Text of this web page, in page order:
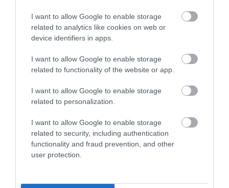
I want to allow Google to enable storage
related to analytics like cookies on web or
device identifiers in apps.
I want to allow Google to enable storage
related to functionality of the website or app.
I want to allow Google to enable storage
related to personalization.
I want to allow Google to enable storage
related to security, including authentication
functionality and fraud prevention, and other
user protection.
Συγκίνηση στο ετήσιο μνημόσυνο της
Λένας Σαμαρά στο Α΄ Νεκροταφείο
Αθηνών: Ποιοι παρευρέθηκαν (φωτο)
07.08.2026 | 12:18